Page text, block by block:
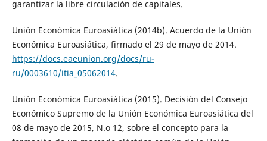
garantizar la libre circulación de capitales.
Unión Económica Euroasiática (2014b). Acuerdo de la Unión
Económica Euroasiática, firmado el 29 de mayo de 2014.
https://docs.eaeunion.org/docs/ru-
ru/0003610/itia_05062014.
Unión Económica Euroasiática (2015). Decisión del Consejo
Económico Supremo de la Unión Económica Euroasiática del
08 de mayo de 2015, N.o 12, sobre el concepto para la